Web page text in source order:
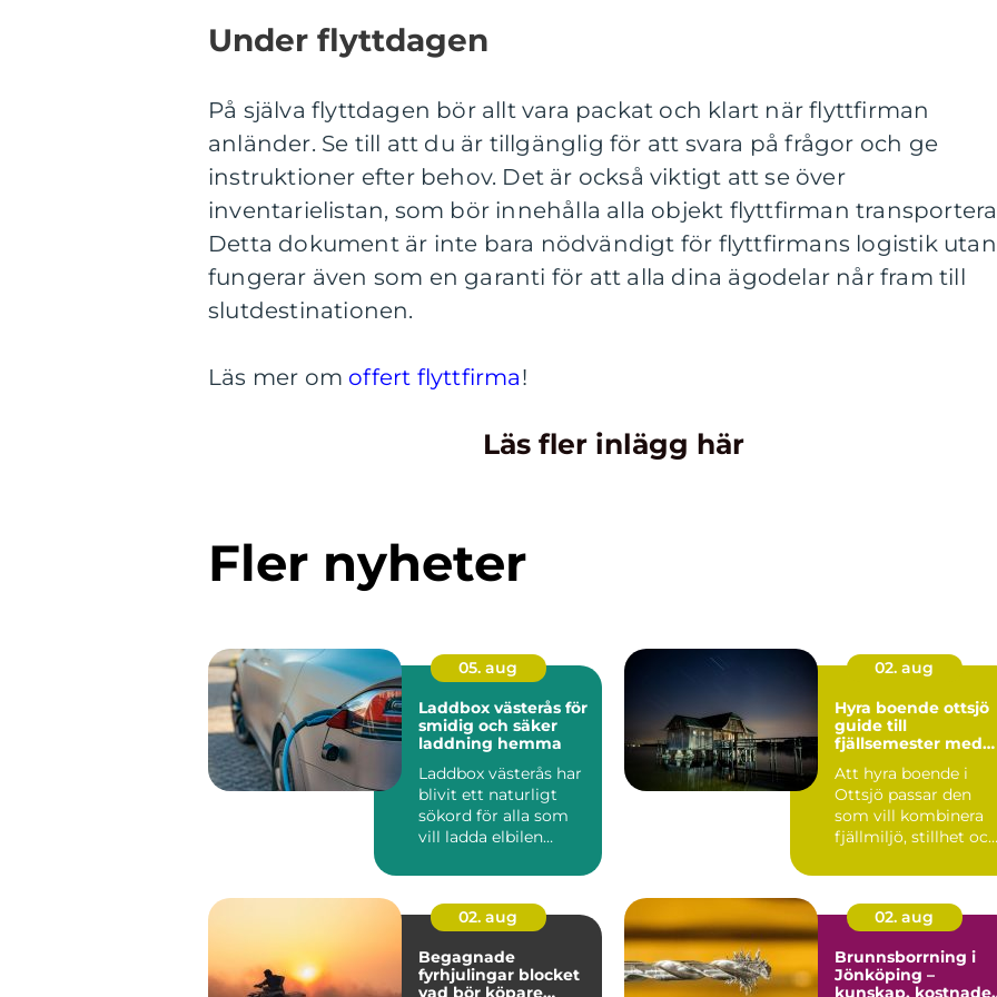
Under flyttdagen
På själva flyttdagen bör allt vara packat och klart när flyttfirman
anländer. Se till att du är tillgänglig för att svara på frågor och ge
instruktioner efter behov. Det är också viktigt att se över
inventarielistan, som bör innehålla alla objekt flyttfirman
Detta dokument är inte bara nödvändigt för flyttfirmans logistik utan
fungerar även som en garanti för att alla dina ägodelar når fram till
slutdestinationen.
Läs mer om offert flyttfirma!
Läs fler inlägg här
Fler nyheter
05. aug
Laddbox västerås för
smidig och säker
laddning hemma
Laddbox västerås har
blivit ett naturligt
sökord för alla som
vill ladda elbilen
02. aug
Hyra boende ottsjö
guide till
fjällsemester med
Att hyra boende i
Ottsjö passar den
som vill kombinera
fjällmiljö, stillhet och
02. aug
Begagnade
fyrhjulingar blocket
vad bör köpare
02. aug
Brunnsborrning i
Jönköping –
kunskap, kostnader